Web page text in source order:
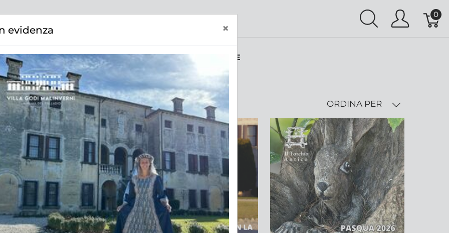
VILLA GODI MALINVERNI PRODOTTI (11) 0
BIGLIETTI INGRESSO EVENTI VISITE GUIDATE
ORDINA PER
evidenza ×